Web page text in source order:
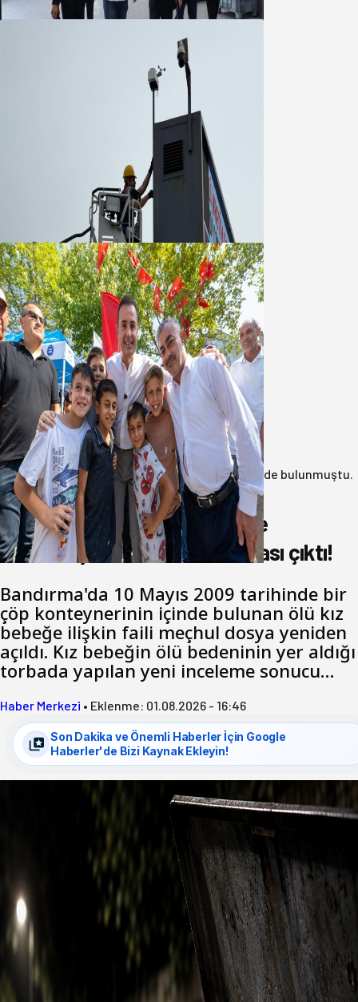
05 Ağustos 2026
Büyükşehir Çevresel İzleme Ağını
Bandırma ile Güçlendirdi
05 Ağustos 2026
Akın: Benim derdim memlekete
hizmet hemşerim!
05 Ağustos 2026
Anasayfa/3.Sayfa
17 yıl önce çöp konteynerinde bulunmuştu.
Katil zanlısı babası çıktı!
17 yıl önce çöp konteynerinde
bulunmuştu. Katil zanlısı babası çıktı!
Bandırma'da 10 Mayıs 2009 tarihinde bir
çöp konteynerinin içinde bulunan ölü kız
bebeğe ilişkin faili meçhul dosya yeniden
açıldı. Kız bebeğin ölü bedeninin yer aldığı
torbada yapılan yeni inceleme sonucu…
Haber Merkezi • Eklenme: 01.08.2026 - 16:46
Son Dakika ve Önemli Haberler İçin Google
Haberler'de Bizi Kaynak Ekleyin!